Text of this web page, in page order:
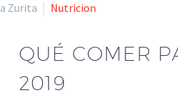
Zurita Nutricion
QUÉ COMER
2019